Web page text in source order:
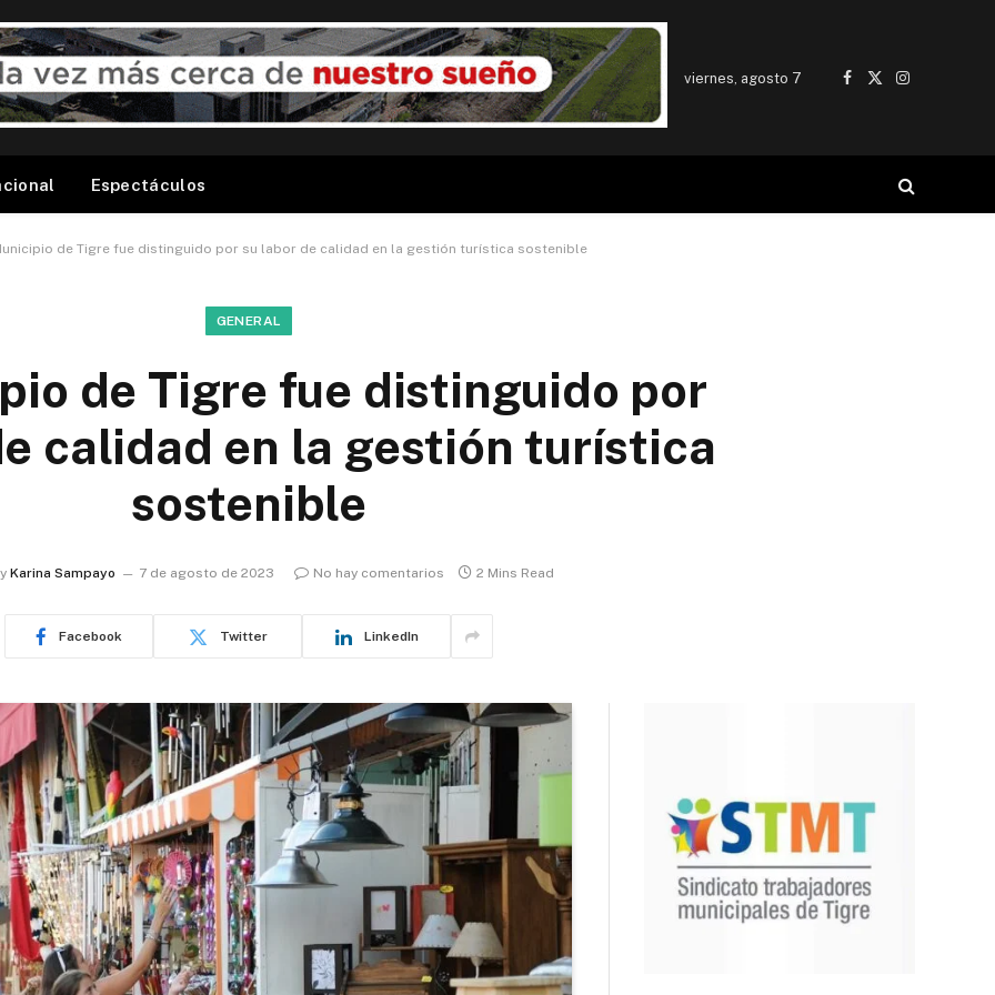
viernes, agosto 7
Facebook
X
Instagram
Espectáculos
de Tigre fue distinguido por su labor de calidad en la gestión turística sostenible
GENERAL
de Tigre fue distinguido por
calidad en la gestión turística
sostenible
Karina Sampayo 7 de agosto de 2023 No hay comentarios 2 Mins Read
Facebook Twitter LinkedIn